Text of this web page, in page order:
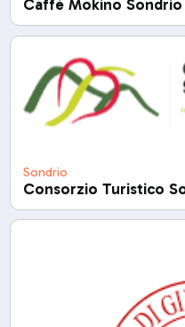
Caffè Mokino Sondrio
Sondrio
Consorzio Turistico